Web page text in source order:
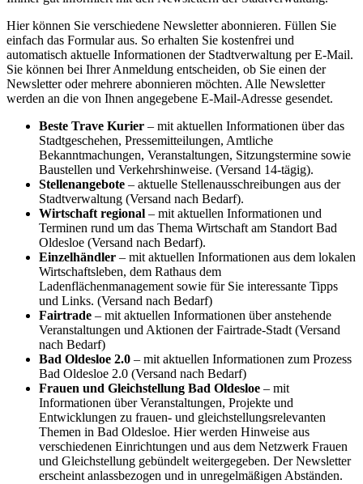
Hier können Sie verschiedene Newsletter abonnieren. Füllen Sie
einfach das Formular aus. So erhalten Sie kostenfrei und
automatisch aktuelle Informationen der Stadtverwaltung per E-Mail.
Sie können bei Ihrer Anmeldung entscheiden, ob Sie einen der
Newsletter oder mehrere abonnieren möchten. Alle Newsletter
werden an die von Ihnen angegebene E-Mail-Adresse gesendet.
Beste Trave Kurier – mit aktuellen Informationen über das
Stadtgeschehen, Pressemitteilungen, Amtliche
Bekanntmachungen, Veranstaltungen, Sitzungstermine sowie
Baustellen und Verkehrshinweise. (Versand 14-tägig).
Stellenangebote – aktuelle Stellenausschreibungen aus der
Stadtverwaltung (Versand nach Bedarf).
Wirtschaft regional – mit aktuellen Informationen und
Terminen rund um das Thema Wirtschaft am Standort Bad
Oldesloe (Versand nach Bedarf).
Einzelhändler – mit aktuellen Informationen aus dem lokalen
Wirtschaftsleben, dem Rathaus dem
Ladenflächenmanagement sowie für Sie interessante Tipps
und Links. (Versand nach Bedarf)
Fairtrade – mit aktuellen Informationen über anstehende
Veranstaltungen und Aktionen der Fairtrade-Stadt (Versand
nach Bedarf)
Bad Oldesloe 2.0 – mit aktuellen Informationen zum Prozess
Bad Oldesloe 2.0 (Versand nach Bedarf)
Frauen und Gleichstellung Bad Oldesloe – mit
Informationen über Veranstaltungen, Projekte und
Entwicklungen zu frauen- und gleichstellungsrelevanten
Themen in Bad Oldesloe. Hier werden Hinweise aus
verschiedenen Einrichtungen und aus dem Netzwerk Frauen
und Gleichstellung gebündelt weitergegeben. Der Newsletter
erscheint anlassbezogen und in unregelmäßigen Abständen.